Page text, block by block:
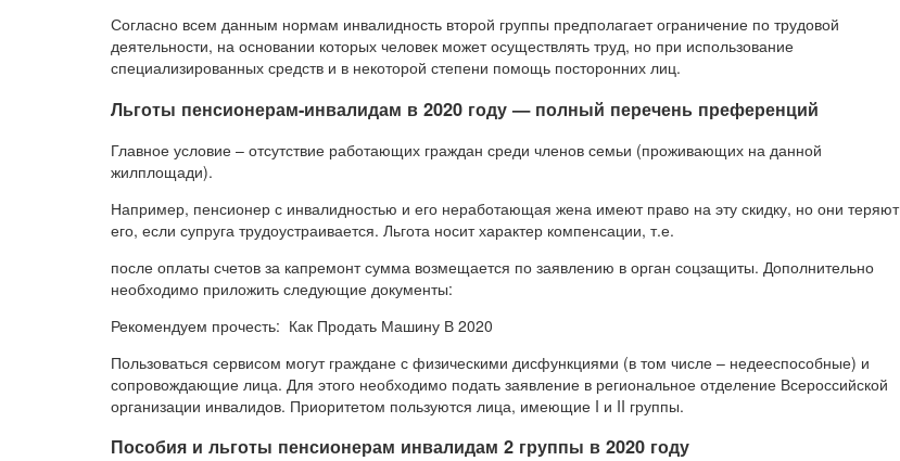
Согласно всем данным нормам инвалидность второй группы предполагает ограничение по трудовой
деятельности, на основании которых человек может осуществлять труд, но при использование
специализированных средств и в некоторой степени помощь посторонних лиц.
Льготы пенсионерам-инвалидам в 2020 году — полный перечень преференций
Главное условие – отсутствие работающих граждан среди членов семьи (проживающих на данной
жилплощади).
Например, пенсионер с инвалидностью и его неработающая жена имеют право на эту скидку, но они теряют
его, если супруга трудоустраивается. Льгота носит характер компенсации, т.е.
после оплаты счетов за капремонт сумма возмещается по заявлению в орган соцзащиты. Дополнительно
необходимо приложить следующие документы:
Рекомендуем прочесть: Как Продать Машину В 2020
Пользоваться сервисом могут граждане с физическими дисфункциями (в том числе – недееспособные) и
сопровождающие лица. Для этого необходимо подать заявление в региональное отделение Всероссийской
организации инвалидов. Приоритетом пользуются лица, имеющие I и II группы.
Пособия и льготы пенсионерам инвалидам 2 группы в 2020 году